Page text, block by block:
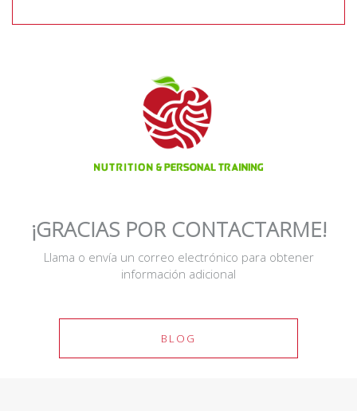
¡GRACIAS POR CONTACTARME!
Llama o envía un correo electrónico para obtener
información adicional
BLOG